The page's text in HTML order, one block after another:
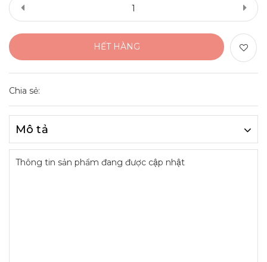
HẾT HÀNG
Chia sẻ:
Mô tả
Thông tin sản phẩm đang được cập nhật